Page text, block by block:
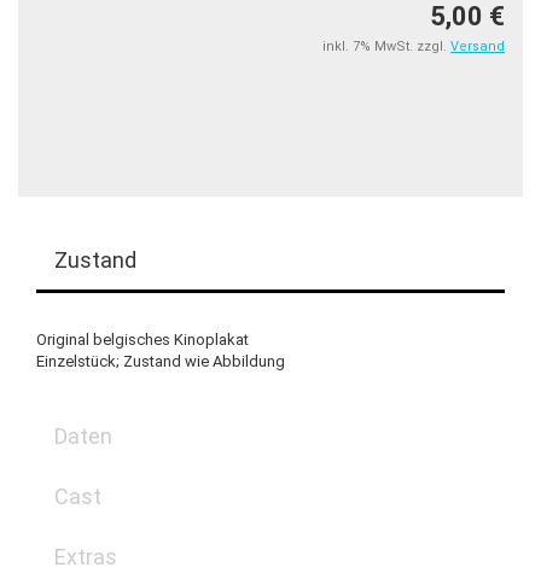
5,00 €
inkl. 7% MwSt. zzgl. Versand
Zustand
Original belgisches Kinoplakat
Einzelstück; Zustand wie Abbildung
Daten
Cast
Extras